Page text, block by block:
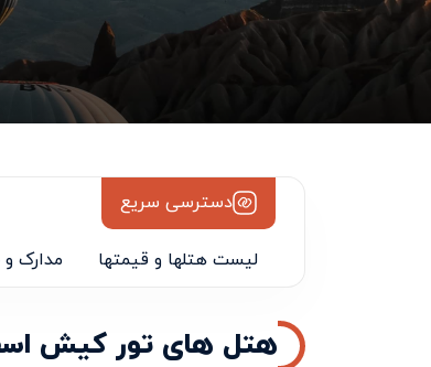
دسترسی سریع
لیست هتلها و قیمتها مدارک
هتل های تور کیش